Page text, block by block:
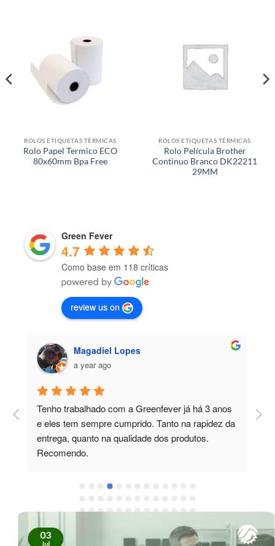
ROLOS ETIQUETAS TÉRMICAS
Rolo Papel Termico ECO
80x60mm Bpa Free
ROLOS ETIQUETAS TÉRMICAS
Rolo Película Brother
Continuo Branco DK22211
29MM
Green Fever
4.7
Como base em 118 críticas
review us on
Magadiel Lopes
a year ago
Tenho trabalhado com a Greenfever já há 3 anos
e eles tem sempre cumprido. Tanto na rapidez da
entrega, quanto na qualidade dos produtos.
Recomendo.
03